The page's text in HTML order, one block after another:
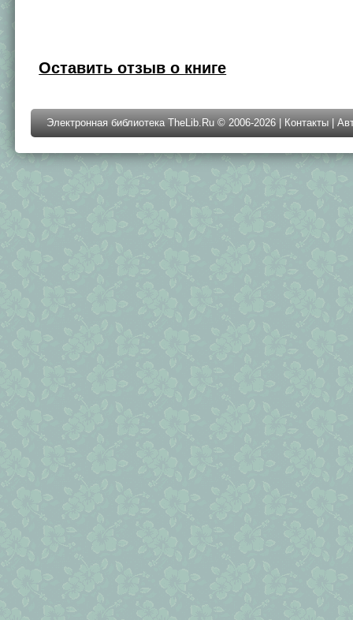
Оставить отзыв о книге
Электронная библиотека TheLib.Ru © 2006-2026 | Контакты |